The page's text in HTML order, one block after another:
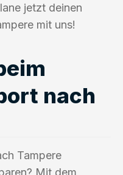
jetzt deinen
mit uns!
nach
Tampere
Mit dem